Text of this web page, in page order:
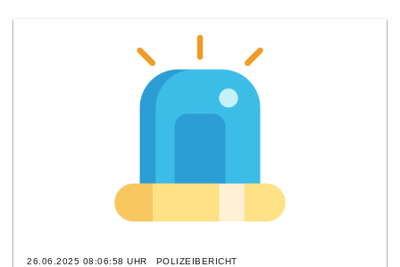
26.06.2025 08:06:58 UHR POLIZEIBERICHT